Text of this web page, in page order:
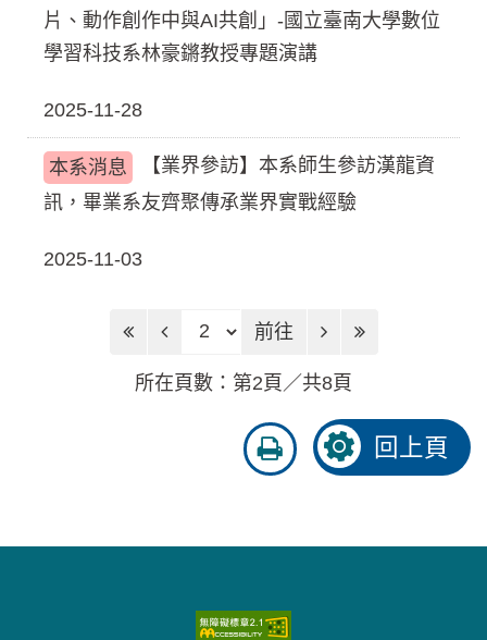
片、動作創作中與AI共創」-國立臺南大學數位
學習科技系林豪鏘教授專題演講
2025-11-28
本系消息
【業界參訪】本系師生參訪漢龍資
訊，畢業系友齊聚傳承業界實戰經驗
2025-11-03
前往頁 前往
所在頁數：第2頁／共8頁
友
善
回上頁